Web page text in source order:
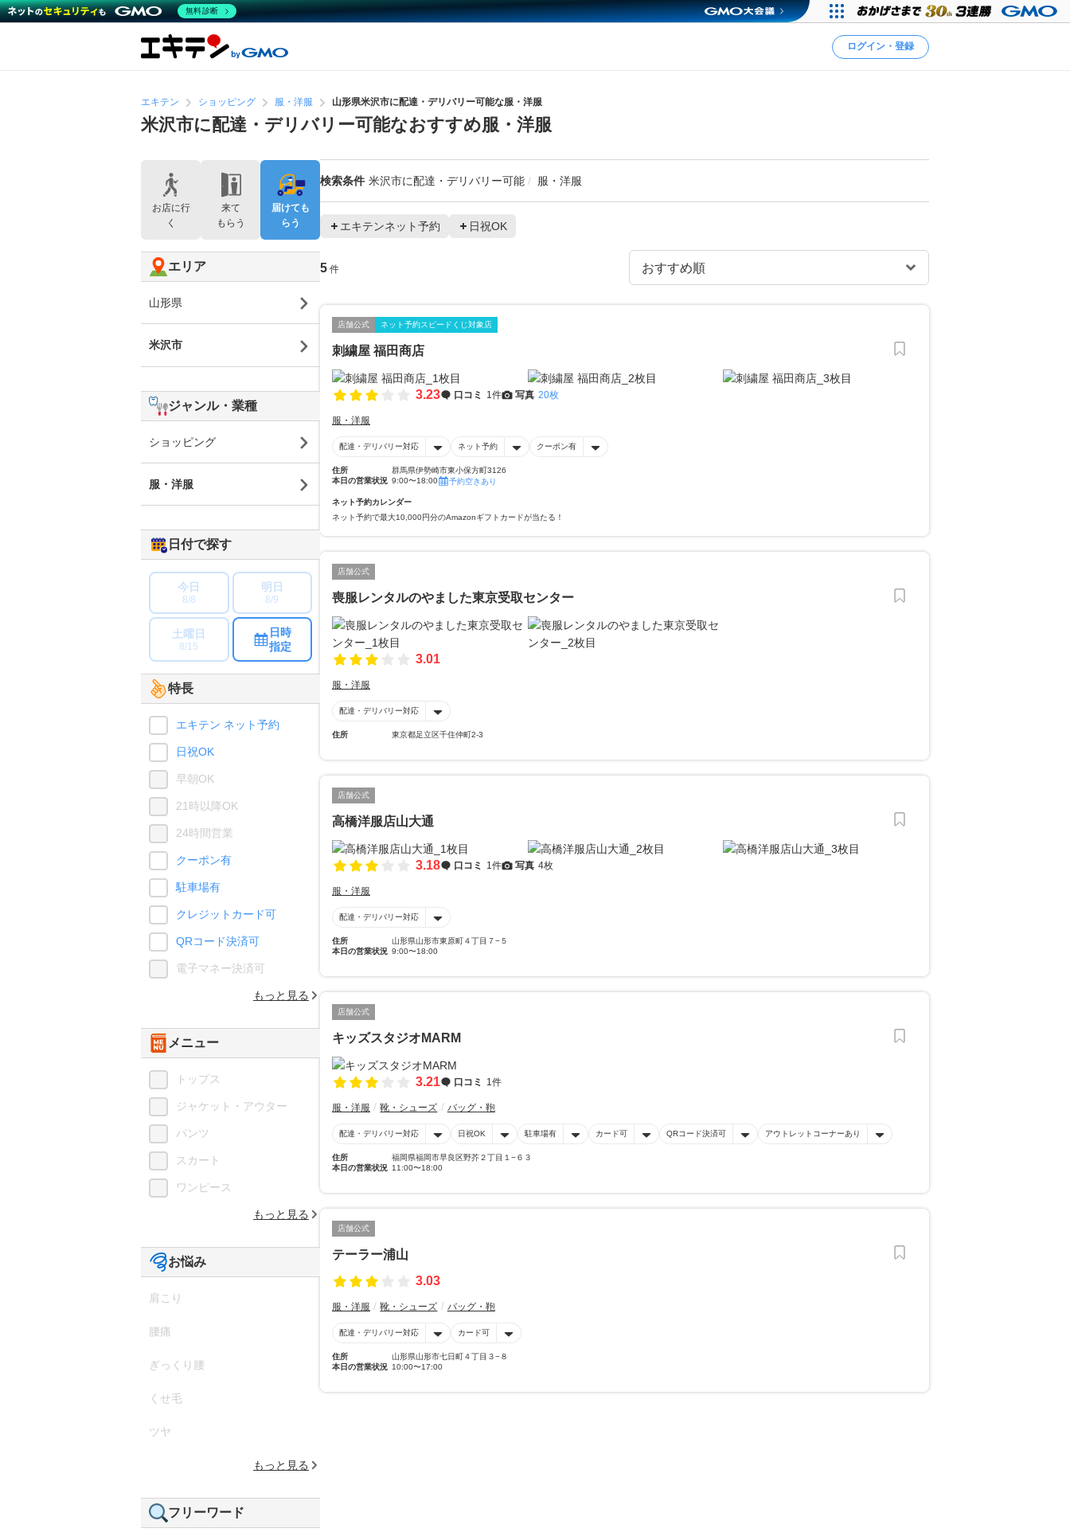
ログイン・登録
エキテン ショッピング 服・洋服 山形県米沢市に配達・デリバリー可能な服・洋服
米沢市に配達・デリバリー可能なおすすめ服・洋服
検索条件 米沢市に配達・デリバリー可能 服・洋服
エキテンネット予約 日祝OK
5 件
店舗公式 ネット予約スピードくじ対象店
刺繍屋 福田商店
3.23 口コミ 1件 写真 20枚
服・洋服
配達・デリバリー対応 ネット予約 クーポン有
住所
群馬県伊勢崎市東小保方町3126
本日の営業状況 9:00〜18:00 予約空きあり
ネット予約カレンダー
ネット予約で最大10,000円分のAmazonギフトカードが当たる！
店舗公式
喪服レンタルのやました東京受取センター
3.01
服・洋服
配達・デリバリー対応
住所 東京都足立区千住仲町2-3
店舗公式
高橋洋服店山大通
3.18 口コミ 1件 写真 4枚
服・洋服
配達・デリバリー対応
住所
山形県山形市東原町４丁目７−５
本日の営業状況 9:00〜18:00
店舗公式
キッズスタジオMARM
3.21 口コミ 1件
服・洋服 靴・シューズ バッグ・鞄
配達・デリバリー対応 日祝OK 駐車場有 カード可 QRコード決済可 アウトレットコーナーあり
住所
福岡県福岡市早良区野芥２丁目１−６３
本日の営業状況 11:00〜18:00
店舗公式
テーラー浦山
3.03
服・洋服 靴・シューズ バッグ・鞄
配達・デリバリー対応 カード可
住所
山形県山形市七日町４丁目３−８
本日の営業状況 10:00〜17:00
お店に行
く
来て
もらう
届けても
らう
エリア
山形県
米沢市
ジャンル・業種
ショッピング
服・洋服
日付で探す
今日
8/8
明日
8/9
土曜日
8/15
日時
指定
特長
エキテン ネット予約
日祝OK
早朝OK
21時以降OK
24時間営業
クーポン有
駐車場有
クレジットカード可
QRコード決済可
電子マネー決済可
もっと見る
メニュー
トップス
ジャケット・アウター
パンツ
スカート
ワンピース
もっと見る
お悩み
肩こり
腰痛
ぎっくり腰
くせ毛
ツヤ
もっと見る
フリーワード
無料診断